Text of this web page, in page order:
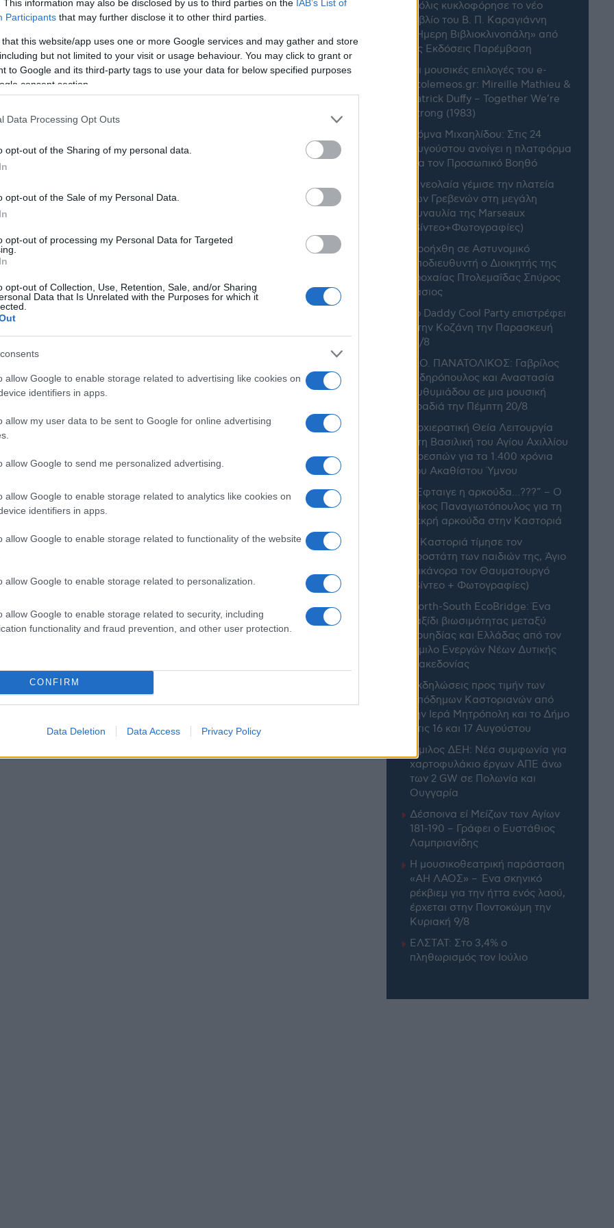
This information may also be disclosed by us to third parties on the IAB’s List of
Participants that may further disclose it to other third parties.
that this website/app uses one or more Google services and may gather and store
but not limited to your visit or usage behaviour. You may click to grant or
to Google and its third-party tags to use your data for below specified purposes
consent section.
Data Processing Opt Outs
opt-out of the Sharing of my personal data.
opt-out of the Sale of my Personal Data.
opt-out of processing my Personal Data for Targeted
opt-out of Collection, Use, Retention, Sale, and/or Sharing
Data that Is Unrelated with the Purposes for which it
allow Google to enable storage related to advertising like cookies on
identifiers in apps.
allow my user data to be sent to Google for online advertising
allow Google to send me personalized advertising.
allow Google to enable storage related to analytics like cookies on
identifiers in apps.
allow Google to enable storage related to functionality of the website
allow Google to enable storage related to personalization.
allow Google to enable storage related to security, including
functionality and fraud prevention, and other user protection.
CONFIRM
Data Deletion Data Access Privacy Policy
6:15 ΠΜ
ΑΠΌΣΤΑΎΡΟΣ ΚΑΡΑΤΖΊΚΟΣ
27 ΙΑΝΟΥΑΡΊΟΥ 2017, 7:10 ΠΜ
της «Φυσικής»
– Γράφει ο Σταύρος
Γυναικεία «Φυσική» διάνοια και
προκατάληψη – Γράφει ο
στην υπηρεσία του
Γράφει ο Σταύρος
Γράφει ο Σταύρος Καρατζίκος
Μόλις κυκλοφόρησε το νέο
βιβλίο του Β. Π. Καραγιάννη
«Ήμερη Βιβλιοκλινοπάλη» από
τις Εκδόσεις Παρέμβαση
Οι μουσικές επιλογές του e-
ptolemeos.gr: Mireille Mathieu &
Patrick Duffy – Together We’re
Strong (1983)
Δόμνα Μιχαηλίδου: Στις 24
Αυγούστου ανοίγει η πλατφόρμα
για τον Προσωπικό Βοηθό
Η νεολαία γέμισε την πλατεία
των Γρεβενών στη μεγάλη
συναυλία της Marseaux
(Βίντεο+Φωτογραφίες)
Προήχθη σε Αστυνομικό
Υποδιευθυντή ο Διοικητής της
Τροχαίας Πτολεμαΐδας Σπύρος
Τάσιος
Το Daddy Cool Party επιστρέφει
στην Κοζάνη την Παρασκευή
21/8
Α.Ο. ΠΑΝΑΤΟΛΙΚΟΣ: Γαβρίλος
Σιδηρόπουλος και Αναστασία
Ευθυμιάδου σε μια μουσική
βραδιά την Πέμπτη 20/8
Αρχιερατική Θεία Λειτουργία
στη Βασιλική του Αγίου Αχιλλίου
Πρεσπών για τα 1.400 χρόνια
του Ακαθίστου Ύμνου
“Έφταιγε η αρκούδα…???” – Ο
Νίκος Παναγιωτόπουλος για τη
νεκρή αρκούδα στην Καστοριά
Η Καστοριά τίμησε τον
προστάτη των παιδιών της, Άγιο
Νικάνορα τον Θαυματουργό
(Βίντεο + Φωτογραφίες)
North-South EcoBridge: Ένα
ταξίδι βιωσιμότητας μεταξύ
Σουηδίας και Ελλάδας από τον
Όμιλο Ενεργών Νέων Δυτικής
Μακεδονίας
Εκδηλώσεις προς τιμήν των
Απόδημων Καστοριανών από
την Ιερά Μητρόπολη και το Δήμο
στις 16 και 17 Αυγούστου
Όμιλος ΔΕΗ: Νέα συμφωνία για
χαρτοφυλάκιο έργων ΑΠΕ άνω
των 2 GW σε Πολωνία και
Ουγγαρία
Δέσποινα εί Μείζων των Αγίων
181-190 – Γράφει ο Ευστάθιος
Λαμπριανίδης
Η μουσικοθεατρική παράσταση
«ΑΗ ΛΑΟΣ» – Ένα σκηνικό
ρέκβιεμ για την ήττα ενός λαού,
έρχεται στην Ποντοκώμη την
Κυριακή 9/8
ΕΛΣΤΑΤ: Στο 3,4% ο
πληθωρισμός τον Ιούλιο